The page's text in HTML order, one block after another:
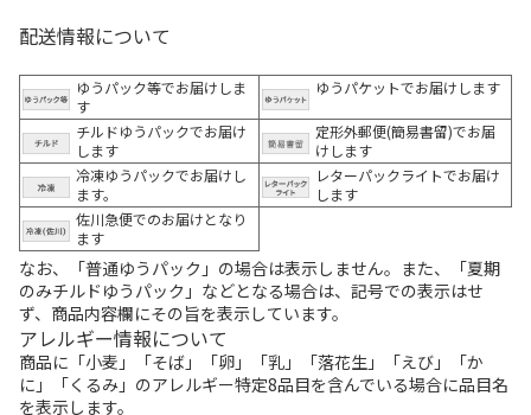
配送情報について
ゆうパック等でお届けしま
す
ゆうパケットでお届けします
チルドゆうパックでお届け
します
定形外郵便(簡易書留)でお届
けします
冷凍ゆうパックでお届けし
ます。
レターパックライトでお届け
します
佐川急便でのお届けとなり
ます
なお、「普通ゆうパック」の場合は表示しません。また、「夏期
のみチルドゆうパック」などとなる場合は、記号での表示はせ
ず、商品内容欄にその旨を表示しています。
アレルギー情報について
商品に「小麦」「そば」「卵」「乳」「落花生」「えび」「か
に」「くるみ」のアレルギー特定8品目を含んでいる場合に品目名
を表示します。